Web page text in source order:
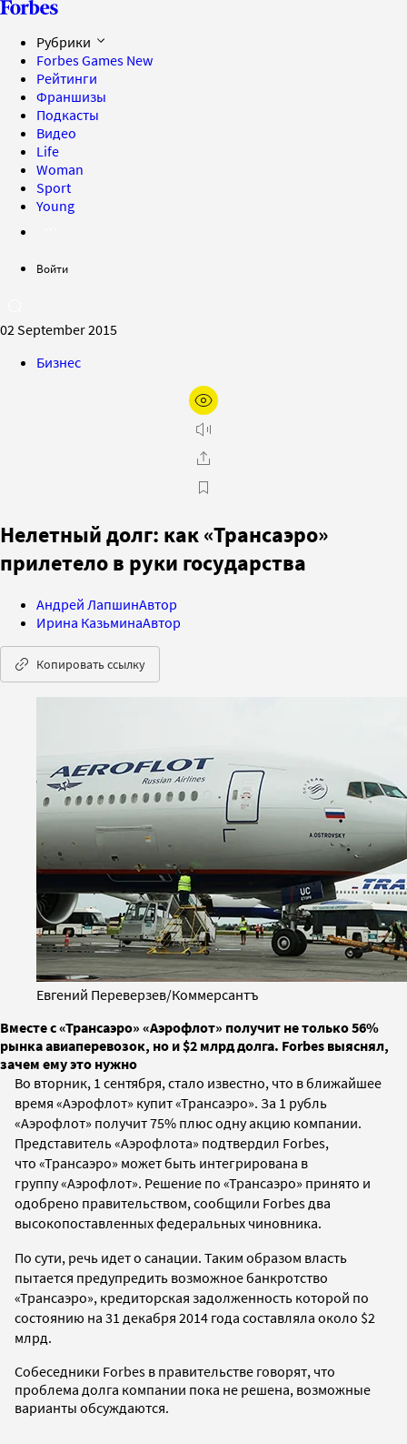
Рубрики
Forbes Games New
Рейтинги
Франшизы
Подкасты
Видео
Life
Woman
Sport
Young
Войти
02 September 2015
Бизнес
Нелетный долг: как «Трансаэро»
прилетело в руки государства
Андрей ЛапшинАвтор
Ирина КазьминаАвтор
Копировать ссылку
Евгений Переверзев/Коммерсантъ
Вместе с «Трансаэро» «Аэрофлот» получит не только 56%
рынка авиаперевозок, но и $2 млрд долга. Forbes выяснял,
зачем ему это нужно
Во вторник, 1 сентября, стало известно, что в ближайшее
время «Аэрофлот» купит «Трансаэро». За 1 рубль
«Аэрофлот» получит 75% плюс одну акцию компании.
Представитель «Аэрофлота» подтвердил Forbes,
что «Трансаэро» может быть интегрирована в
группу «Аэрофлот». Решение по «Трансаэро» принято и
одобрено правительством, сообщили Forbes два
высокопоставленных федеральных чиновника.
По сути, речь идет о санации. Таким образом власть
пытается предупредить возможное банкротство
«Трансаэро», кредиторская задолженность которой по
состоянию на 31 декабря 2014 года составляла около $2
млрд.
Собеседники Forbes в правительстве говорят, что
проблема долга компании пока не решена, возможные
варианты обсуждаются.